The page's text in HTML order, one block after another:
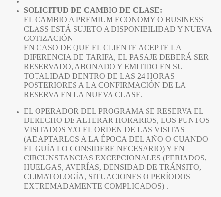
SOLICITUD DE CAMBIO DE CLASE:
EL CAMBIO A PREMIUM ECONOMY O BUSINESS
CLASS ESTÁ SUJETO A DISPONIBILIDAD Y NUEVA
COTIZACIÓN.
EN CASO DE QUE EL CLIENTE ACEPTE LA
DIFERENCIA DE TARIFA, EL PASAJE DEBERÁ SER
RESERVADO, ABONADO Y EMITIDO EN SU
TOTALIDAD DENTRO DE LAS 24 HORAS
POSTERIORES A LA CONFIRMACIÓN DE LA
RESERVA EN LA NUEVA CLASE.
EL OPERADOR DEL PROGRAMA SE RESERVA EL
DERECHO DE ALTERAR HORARIOS, LOS PUNTOS
VISITADOS Y/O EL ORDEN DE LAS VISITAS
(ADAPTARLOS A LA ÉPOCA DEL AÑO O CUANDO
EL GUÍA LO CONSIDERE NECESARIO) Y EN
CIRCUNSTANCIAS EXCEPCIONALES (FERIADOS,
HUELGAS, AVERÍAS, DENSIDAD DE TRÁNSITO,
CLIMATOLOGÍA, SITUACIONES O PERÍODOS
EXTREMADAMENTE COMPLICADOS) .